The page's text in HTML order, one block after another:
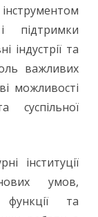
підтримки
індустрії та
важливих
можливості
суспільної
інституції
умов,
та